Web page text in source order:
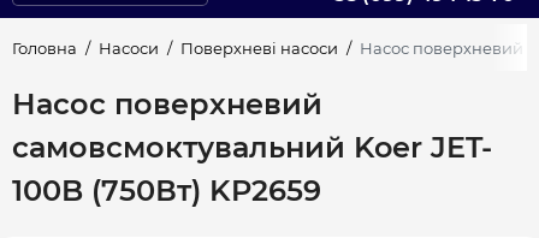
Головна Насоси Поверхневі насоси Насос поверхневий
Насос поверхневий
самовсмоктувальний Koer JET-
100B (750Вт) KP2659